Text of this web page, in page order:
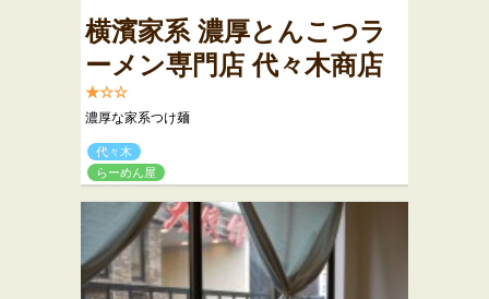
横濱家系 濃厚とんこつラ
ーメン専門店 代々木商店
★☆☆
濃厚な家系つけ麺
代々木
らーめん屋